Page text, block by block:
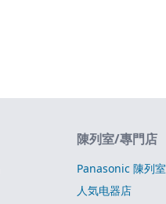
陳列室/專門店
Panasonic 陳列室
人気电器店